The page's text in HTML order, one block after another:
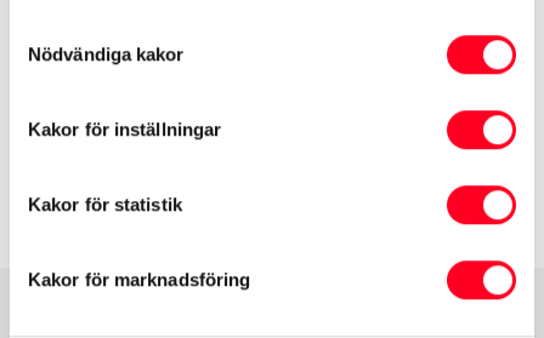
Nödvändiga kakor
Kakor för inställningar
Kakor för statistik
Kakor för marknadsföring
Upptäck alla kampanjpriser